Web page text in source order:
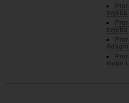
svjetla
svjetla
Adagio
Hugo